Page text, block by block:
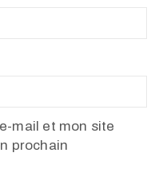
mail et mon site
prochain